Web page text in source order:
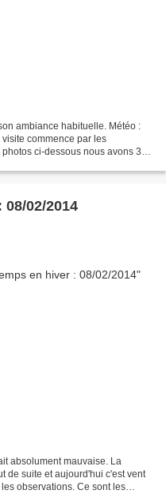
ambiance habituelle. Météo :
commence par les
ci-dessous nous avons 3
02/2014
absolument mauvaise. La
de suite et aujourd'hui c'est vent
observations. Ce sont les